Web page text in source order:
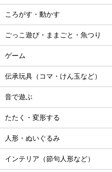
ころがす・動かす
ごっこ遊び・ままごと・魚つり
ゲーム
伝承玩具（コマ・けん玉など）
音で遊ぶ
たたく・変形する
人形・ぬいぐるみ
インテリア（節句人形など）